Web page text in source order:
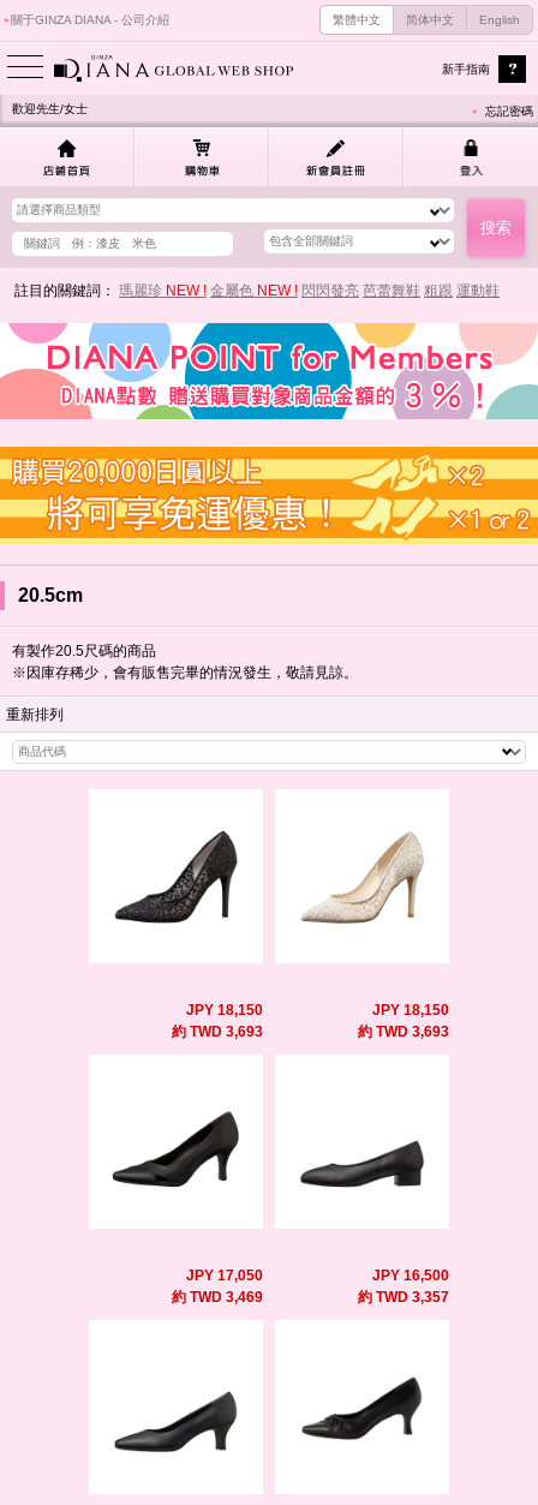
關于GINZA DIANA - 公司介紹 繁體中文 简体中文 English
新手指南
歡迎先生/女士 忘記密碼
註目的關鍵詞： 瑪麗珍 NEW ! 金屬色 NEW ! 閃閃發亮 芭蕾舞鞋 粗跟 運動鞋
20.5cm
有製作20.5尺碼的商品
※因庫存稀少，會有販售完畢的情況發生，敬請見諒。
重新排列
JPY 18,150
約 TWD 3,693
JPY 18,150
約 TWD 3,693
JPY 17,050
約 TWD 3,469
JPY 16,500
約 TWD 3,357